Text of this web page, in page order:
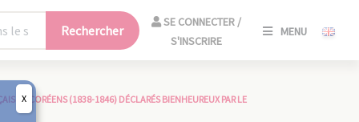
Rechercher
SE CONNECTER /
S'INSCRIRE
MENU
ET CORÉENS (1838-1846) DÉCLARÉS BIENHEUREUX PAR LE
X